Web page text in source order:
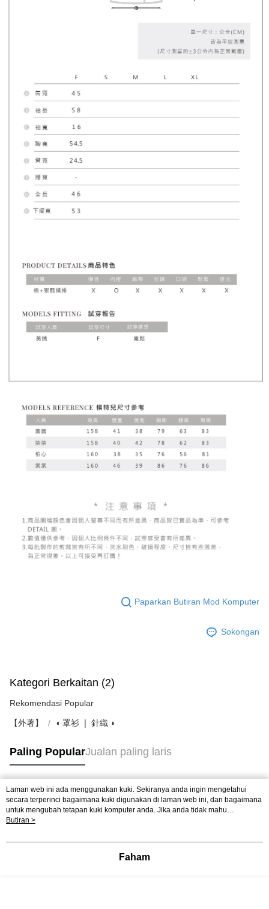
Paparkan Butiran Mod Komputer
Sokongan
Kategori Berkaitan (2)
Rekomendasi Popular
【外著】 ◖ 罩衫 ❘ 針織 ◗
Paling PopularJualan paling laris
Tag Popular
Laman web ini ada menggunakan kuki. Sekiranya anda ingin mengetahui
secara terperinci bagaimana kuki digunakan di laman web ini, dan bagaimana
untuk mengubah tetapan kuki komputer anda. Jika anda tidak mahu
menggunakan kuki di komputer anda, sila rujuk penerangan mengenai kuki.
mengetahui secara terperinci bagaimana kuki digunakan di laman web ini,
mahu menggunakan kuki di komputer anda, sila rujuk penerangan mengenai
Butiran >
Faham